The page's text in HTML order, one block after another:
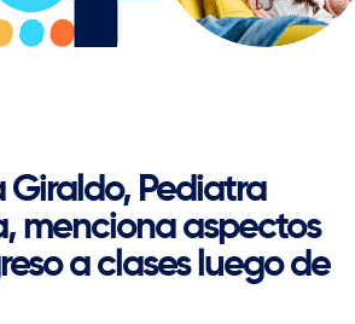
Giraldo, Pediatra
menciona aspectos
a clases luego de